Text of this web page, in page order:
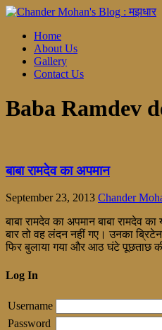
Home
About Us
Gallery
Contact Us
Baba Ramdev
बाबा रामदेव का अपमान
September 23, 2013 Chander
बाबा रामदेव का अपमान बाबा रामदेव
बार तो वह लंदन नहीं गए। उनका
फिर बुलाया गया और आठ घंटे पूछताछ
Log In
Username
Password